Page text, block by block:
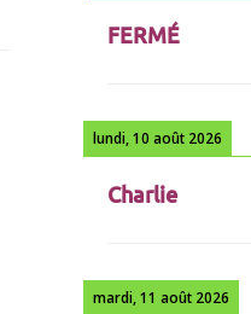
FERMÉ
lundi, 10 août 2026
Charlie
mardi, 11 août 2026